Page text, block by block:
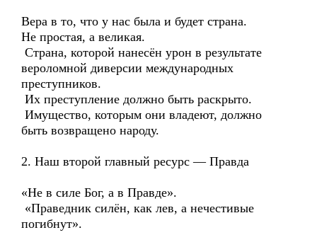
Вера в то, что у нас была и будет страна.
Не простая, а великая.
Страна, которой нанесён урон в результате
вероломной диверсии международных
преступников.
Их преступление должно быть раскрыто.
Имущество, которым они владеют, должно
быть возвращено народу.
2. Наш второй главный ресурс — Правда
«Не в силе Бог, а в Правде».
«Праведник силён, как лев, а нечестивые
погибнут».